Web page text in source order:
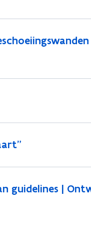
guidelines |